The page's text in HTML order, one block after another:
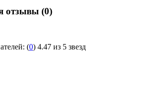
отзывы (0)
(0) 4.47 из 5 звезд